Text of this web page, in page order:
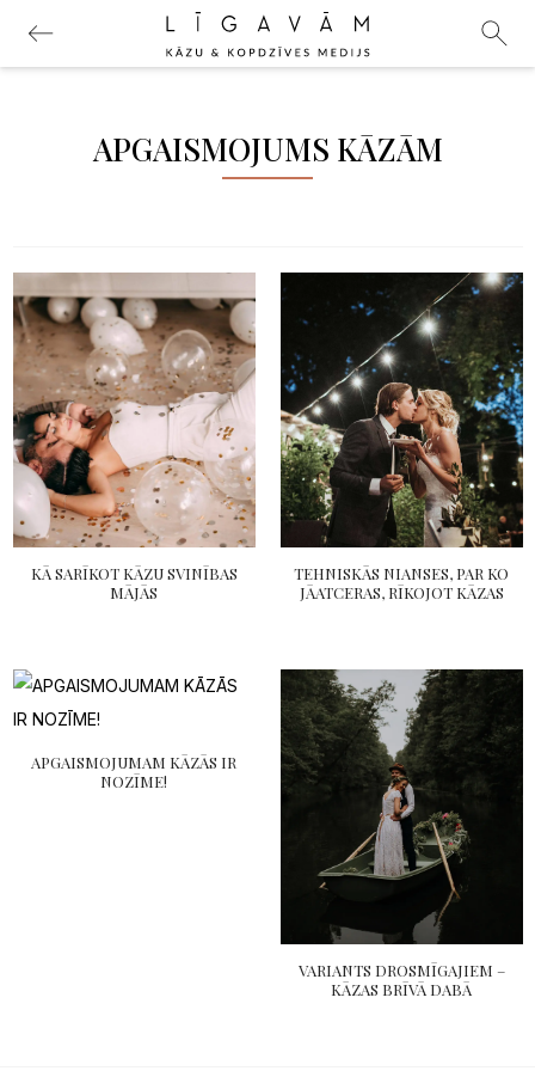
APGAISMOJUMS KĀZĀM
KĀ SARĪKOT KĀZU SVINĪBAS
MĀJĀS
TEHNISKĀS NIANSES, PAR KO
JĀATCERAS, RĪKOJOT KĀZAS
APGAISMOJUMAM KĀZĀS IR
NOZĪME!
VARIANTS DROSMĪGAJIEM –
KĀZAS BRĪVĀ DABĀ